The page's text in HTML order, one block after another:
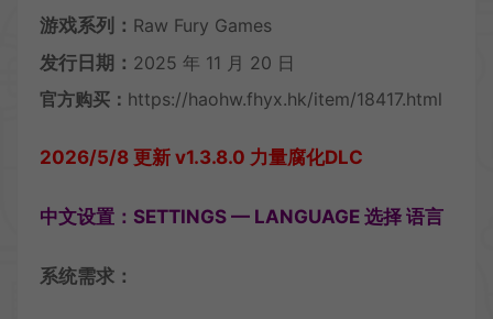
游戏系列： Raw Fury Games
发行日期： 2025 年 11 月 20 日
官方购买： https://haohw.fhyx.hk/item/18417.html
2026/5/8 更新 v1.3.8.0 力量腐化DLC
中文设置：SETTINGS — LANGUAGE 选择 语言
系统需求：